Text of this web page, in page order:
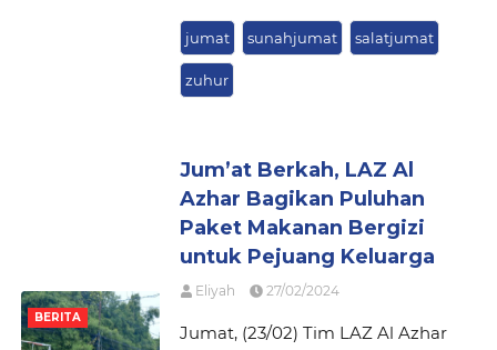
jumat sunahjumat salatjumat
zuhur
BERITA
Jum’at Berkah, LAZ Al
Azhar Bagikan Puluhan
Paket Makanan Bergizi
untuk Pejuang Keluarga
Eliyah 27/02/2024
Jumat, (23/02) Tim LAZ Al Azhar